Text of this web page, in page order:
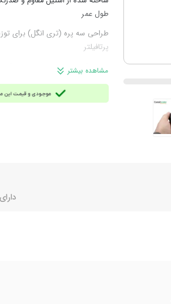
طول عمر
طراحی سه پره (تری انگل) برای
پرتافیلتر
ارتفاع قابل تنظیم برای تطابق با
میلی‌متر)
مشاهده بیشتر